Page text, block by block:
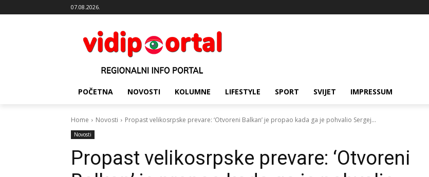
07.08.2026.
POČETNA NOVOSTI KOLUMNE LIFESTYLE SPORT SVIJET IMPRESSUM
Home Novosti Propast velikosrpske prevare: ‘Otvoreni Balkan’ je propao kada ga je pohvalio Sergej...
Novosti
Propast velikosrpske prevare: ‘Otvoreni